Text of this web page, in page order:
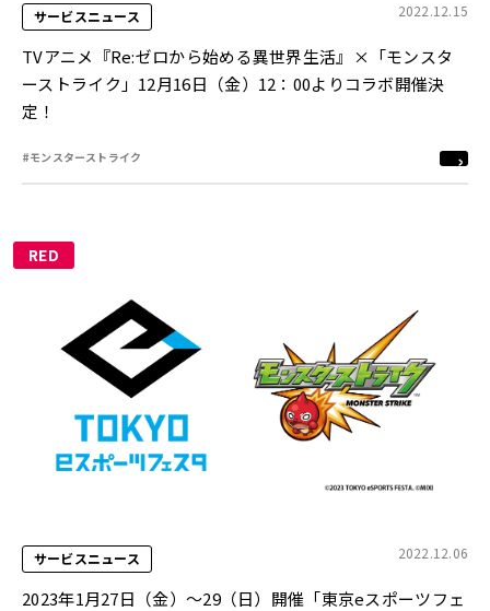
サービスニュース 2022.12.15
TVアニメ『Re:ゼロから始める異世界生活』×「モンスタ
ーストライク」12月16日（金）12：00よりコラボ開催決
定！
#モンスターストライク
RED
サービスニュース 2022.12.06
2023年1月27日（金）～29（日）開催「東京eスポーツフェ